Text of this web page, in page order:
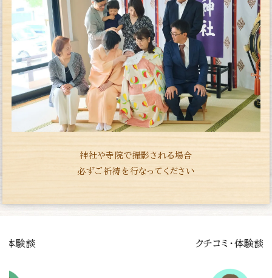
神社や寺院で撮影される場合
必ずご祈祷を行なってください
談 クチコミ・体験談